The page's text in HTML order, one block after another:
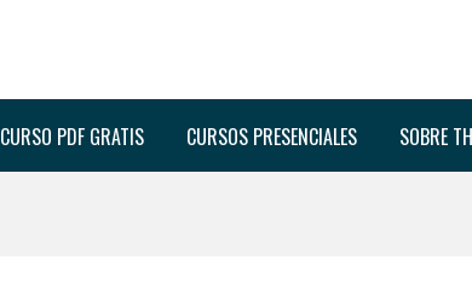
CURSO PDF GRATIS CURSOS PRESENCIALES SOBRE